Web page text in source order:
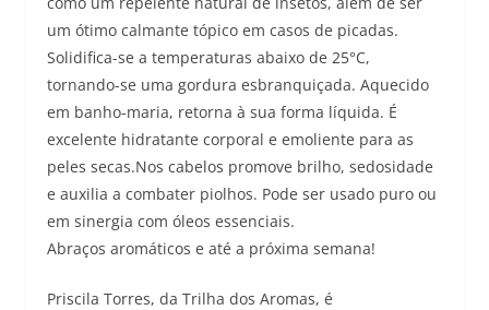
um ótimo calmante tópico em casos de picadas.
Solidifica-se a temperaturas abaixo de 25°C,
tornando-se uma gordura esbranquiçada. Aquecido
em banho-maria, retorna à sua forma líquida. É
excelente hidratante corporal e emoliente para as
peles secas.Nos cabelos promove brilho, sedosidade
e auxilia a combater piolhos. Pode ser usado puro ou
em sinergia com óleos essenciais.
Abraços aromáticos e até a próxima semana!
Priscila Torres, da Trilha dos Aromas, é